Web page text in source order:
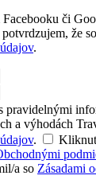
či
potvrdzujem, že
.
pravidelnými
a výhodách
.
a so Zásadami